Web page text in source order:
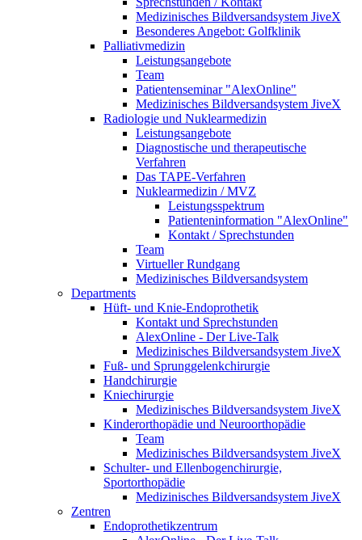
Medizinisches Bildversandsystem JiveX
Besonderes Angebot: Golfklinik
Palliativmedizin
Leistungsangebote
Team
Patientenseminar "AlexOnline"
Medizinisches Bildversandsystem JiveX
Radiologie und Nuklearmedizin
Leistungsangebote
Diagnostische und therapeutische
Verfahren
Das TAPE-Verfahren
Nuklearmedizin / MVZ
Leistungsspektrum
Patienteninformation "AlexOnline"
Kontakt / Sprechstunden
Team
Virtueller Rundgang
Medizinisches Bildversandsystem
Departments
Hüft- und Knie-Endoprothetik
Kontakt und Sprechstunden
AlexOnline - Der Live-Talk
Medizinisches Bildversandsystem JiveX
Fuß- und Sprunggelenkchirurgie
Handchirurgie
Kniechirurgie
Medizinisches Bildversandsystem JiveX
Kinderorthopädie und Neuroorthopädie
Team
Medizinisches Bildversandsystem JiveX
Schulter- und Ellenbogenchirurgie,
Sportorthopädie
Medizinisches Bildversandsystem JiveX
Zentren
Endoprothetikzentrum